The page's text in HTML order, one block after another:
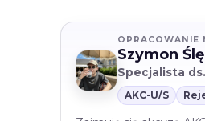
OPRACOWANIE
Szymon
Specjalista
AKC-U/S